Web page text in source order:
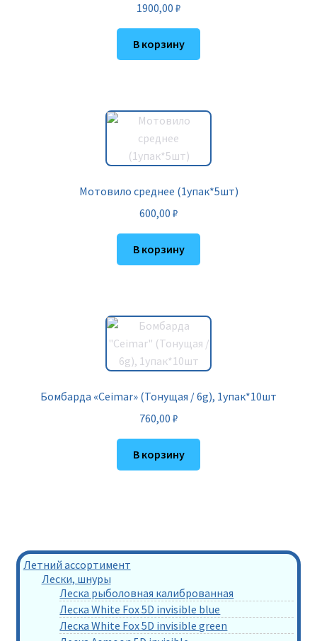
1900,00 ₽
В корзину
Мотовило среднее (1упак*5шт)
600,00 ₽
В корзину
Бомбарда «Ceimar» (Тонущая / 6g), 1упак*10шт
760,00 ₽
В корзину
Летний ассортимент
Лески, шнуры
Леска рыболовная калиброванная
Леска White Fox 5D invisible blue
Леска White Fox 5D invisible green